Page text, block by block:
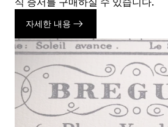
자세한 내용